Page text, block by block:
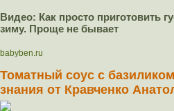
Видео: Как просто приготовить
зиму. Проще не бывает
babyben.ru
Томатный соус с
знания от Кравченко